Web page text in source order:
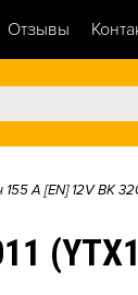
Отзывы
A [EN] 12V BK